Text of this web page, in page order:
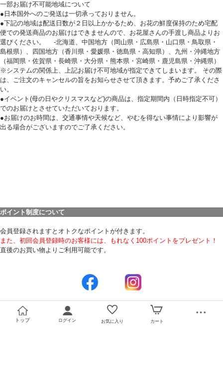
一部お届け不可能地域について
●日本国外へのご発送は一切承っておりません。
●下記の地域は配送日数が２日以上かかるため、お花の鮮度保持のため宅配
便での発送商品のお届けはできませんので、お花屋さんの手渡し商品よりお
選びください。 -北海道、中国地方（岡山県・広島県・山口県・鳥取県・
島根県）、四国地方（香川県・愛媛県・徳島県・高知県）、九州・沖縄地方
（福岡県・佐賀県・長崎県・大分県・熊本県・宮崎県・鹿児島県・沖縄県）
※システムの関係上、上記お届け不可地域が指定できてしまいます。 その際
は、ご注文のキャンセルの旨をお知らせさせて頂きます。予めご了承くださ
い。
●イベント(母の日やクリスマスなど)の商品は、指定期間内（日時指定不可）
でのお届けとさせていただいております。
●お届けのお時間は、交通事情や天候など、やむを得ない事情により影響が
出る場合がございますのでご了承ください。
ポイント制度について
会員登録されますとオトクなポイントが付きます。
また、初回会員登録時のお客様には、もれなく100ポイントをプレゼント！
直後のお買い物よりご利用可能です。
トップ ログイン お気に入り カート